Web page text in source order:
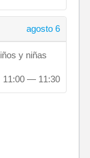
agosto 6
y niñas
11:00 — 11:30